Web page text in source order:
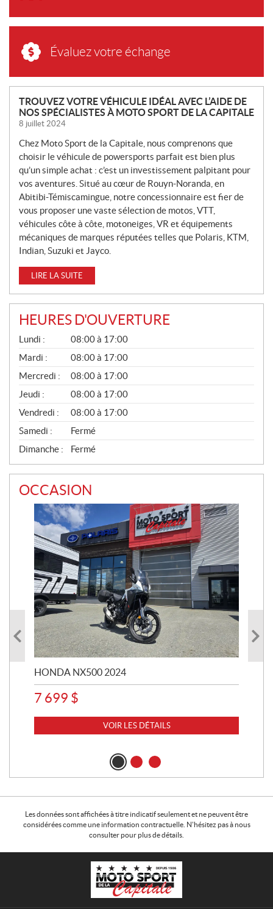
Évaluez votre échange
N
O
U
V
E
L
L
E
S
TROUVEZ VOTRE VÉHICULE IDÉAL AVEC L’AIDE DE
NOS SPÉCIALISTES À MOTO SPORT DE LA CAPITALE
8 juillet 2024
Chez Moto Sport de la Capitale, nous comprenons que
choisir le véhicule de powersports parfait est bien plus
qu’un simple achat : c’est un investissement palpitant pour
vos aventures. Situé au cœur de Rouyn-Noranda, en
Abitibi-Témiscamingue, notre concessionnaire est fier de
vous proposer une vaste sélection de motos, VTT,
véhicules côte à côte, motoneiges, VR et équipements
mécaniques de marques réputées telles que Polaris, KTM,
Indian, Suzuki et Jayco.
LIRE LA SUITE
HEURES D'OUVERTURE
G
É
N
É
R
A
L
Lundi :
08:00 à 17:00
Mardi :
08:00 à 17:00
Mercredi :
08:00 à 17:00
Jeudi :
08:00 à 17:00
Vendredi :
08:00 à 17:00
Samedi :
Fermé
Dimanche :
Fermé
OCCASION
HONDA NX500 2024
7 699 $
VOIR LES DÉTAILS
Les données sont affichées à titre indicatif seulement et ne peuvent être
considérées comme une information contractuelle. N'hésitez pas à nous
consulter pour plus de détails.